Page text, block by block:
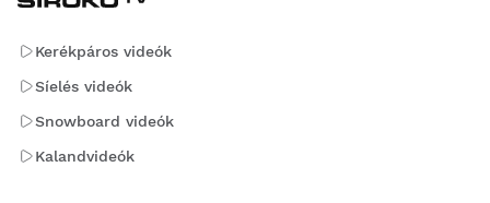
Kerékpáros videók
Síelés videók
Snowboard videók
Kalandvideók